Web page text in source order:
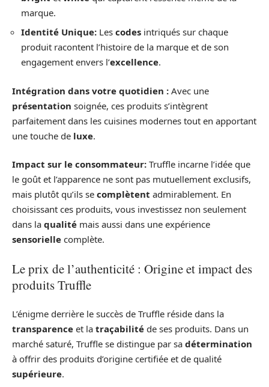
marque.
Identité Unique: Les codes intriqués sur chaque
produit racontent l’histoire de la marque et de son
engagement envers l’excellence.
Intégration dans votre quotidien : Avec une
présentation soignée, ces produits s’intègrent
parfaitement dans les cuisines modernes tout en apportant
une touche de luxe.
Impact sur le consommateur: Truffle incarne l’idée que
le goût et l’apparence ne sont pas mutuellement exclusifs,
mais plutôt qu’ils se complètent admirablement. En
choisissant ces produits, vous investissez non seulement
dans la qualité mais aussi dans une expérience
sensorielle complète.
Le prix de l’authenticité : Origine et impact des
produits Truffle
L’énigme derrière le succès de Truffle réside dans la
transparence et la traçabilité de ses produits. Dans un
marché saturé, Truffle se distingue par sa détermination
à offrir des produits d’origine certifiée et de qualité
supérieure.